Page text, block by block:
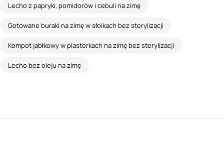
Lecho z papryki, pomidorów i cebuli na zimę
Gotowane buraki na zimę w słoikach bez sterylizacji
Kompot jabłkowy w plasterkach na zimę bez sterylizacji
Lecho bez oleju na zimę